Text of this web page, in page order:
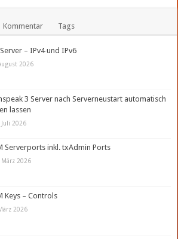
Kommentar Tags
– IPv4 und IPv6
2026
3 Server nach Serverneustart automatisch
lassen
Juli 2026
Serverports inkl. txAdmin Ports
März 2026
Keys – Controls
2026